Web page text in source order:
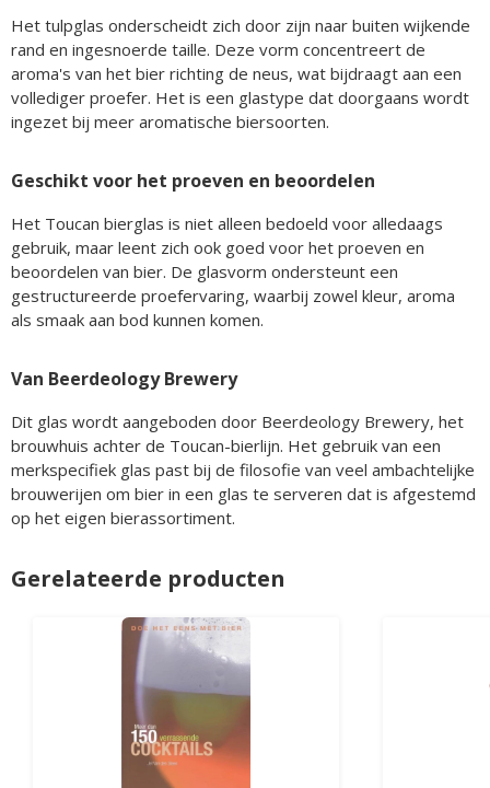
Het tulpglas onderscheidt zich door zijn naar buiten wijkende
rand en ingesnoerde taille. Deze vorm concentreert de
aroma's van het bier richting de neus, wat bijdraagt aan een
vollediger proefer. Het is een glastype dat doorgaans wordt
ingezet bij meer aromatische biersoorten.
Geschikt voor het proeven en beoordelen
Het Toucan bierglas is niet alleen bedoeld voor alledaags
gebruik, maar leent zich ook goed voor het proeven en
beoordelen van bier. De glasvorm ondersteunt een
gestructureerde proefervaring, waarbij zowel kleur, aroma
als smaak aan bod kunnen komen.
Van Beerdeology Brewery
Dit glas wordt aangeboden door Beerdeology Brewery, het
brouwhuis achter de Toucan-bierlijn. Het gebruik van een
merkspecifiek glas past bij de filosofie van veel ambachtelijke
brouwerijen om bier in een glas te serveren dat is afgestemd
op het eigen bierassortiment.
Gerelateerde producten